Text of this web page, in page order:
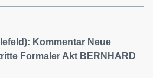
Kommentar Neue
Formaler Akt BERNHARD